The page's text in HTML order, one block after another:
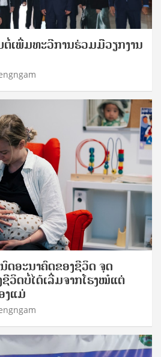
ເພີ່ມທະວີການຮ່ວມມືວຽກງານ
ດອະນາຄົດຂອງຊີວິດ ຈຸດ
ວິດບໍ່ໄດ້ເລີ່ມຈາກໂຮງໝໍແຕ່
ງແມ່